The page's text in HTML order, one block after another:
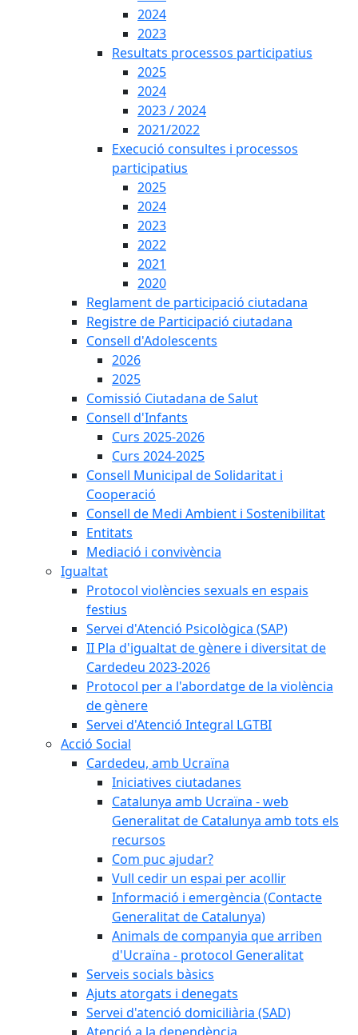
2024
2023
Resultats processos participatius
2025
2024
2023 / 2024
2021/2022
Execució consultes i processos
participatius
2025
2024
2023
2022
2021
2020
Reglament de participació ciutadana
Registre de Participació ciutadana
Consell d'Adolescents
2026
2025
Comissió Ciutadana de Salut
Consell d'Infants
Curs 2025-2026
Curs 2024-2025
Consell Municipal de Solidaritat i
Cooperació
Consell de Medi Ambient i Sostenibilitat
Entitats
Mediació i convivència
Igualtat
Protocol violències sexuals en espais
festius
Servei d'Atenció Psicològica (SAP)
II Pla d'igualtat de gènere i diversitat de
Cardedeu 2023-2026
Protocol per a l'abordatge de la violència
de gènere
Servei d'Atenció Integral LGTBI
Acció Social
Cardedeu, amb Ucraïna
Iniciatives ciutadanes
Catalunya amb Ucraïna - web
Generalitat de Catalunya amb tots els
recursos
Com puc ajudar?
Vull cedir un espai per acollir
Informació i emergència (Contacte
Generalitat de Catalunya)
Animals de companyia que arriben
d'Ucraïna - protocol Generalitat
Serveis socials bàsics
Ajuts atorgats i denegats
Servei d'atenció domiciliària (SAD)